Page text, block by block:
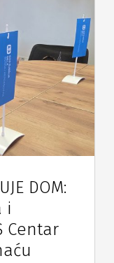
DOM:
i
Centar